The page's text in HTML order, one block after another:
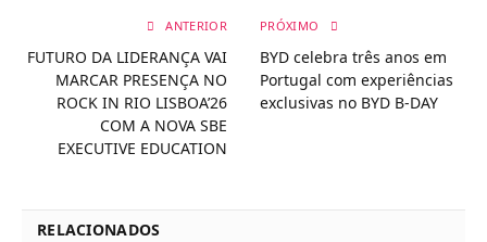
ANTERIOR
FUTURO DA LIDERANÇA VAI
MARCAR PRESENÇA NO
ROCK IN RIO LISBOA’26
COM A NOVA SBE
EXECUTIVE EDUCATION
PRÓXIMO
BYD celebra três anos em
Portugal com experiências
exclusivas no BYD B-DAY
RELACIONADOS